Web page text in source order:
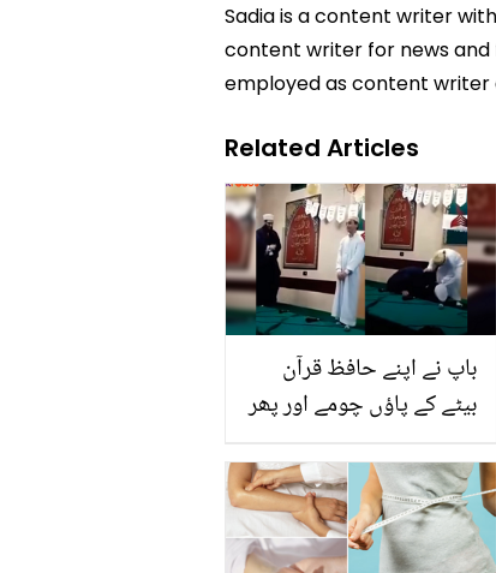
Sadia is a content writer
content writer for news
employed as content writer
Related Articles
باپ نے اپنے حافظ قرآن
بیٹے کے پاؤں چومے اور پھر
کیوں چومے اور پھر بیٹے نے
کیاکیا؟ جذبات سے بھرپور
ویڈیو